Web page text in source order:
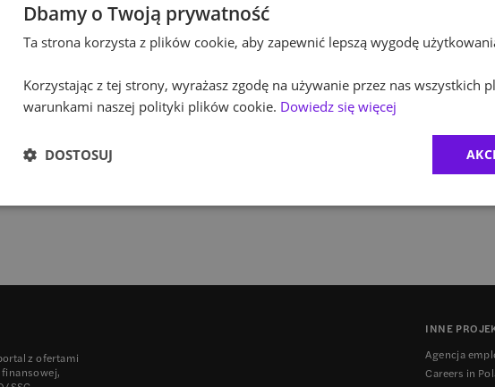
16 kwietnia w Szczecinie, 21 kwietnia w
Warszawie poznaliśmy laureatów
jedynym licencjonowanym użytkownikiem
Bankowości.
Jakub Jański
z ofertami
INNE
Agencja
Careers in
Dbamy o Twoją prywatność
Ta strona korzysta z plików cookie, aby zapewnić lepszą wygodę
Korzystając z tej strony, wyrażasz zgodę na używanie przez nas wszystkich
warunkami naszej polityki plików cookie. Dowiedz się więcej
DOSTOSUJ